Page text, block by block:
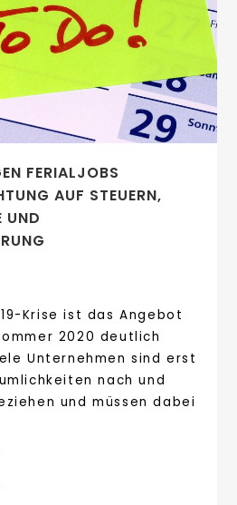
FERIALJOBS
AUF STEUERN,
UND
Krise ist das Angebot
2020 deutlich
Unternehmen sind erst
nach und
und müssen dabei